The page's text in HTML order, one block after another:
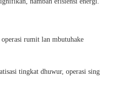
operasi rumit lan mbutuhake
tingkat dhuwur, operasi sing